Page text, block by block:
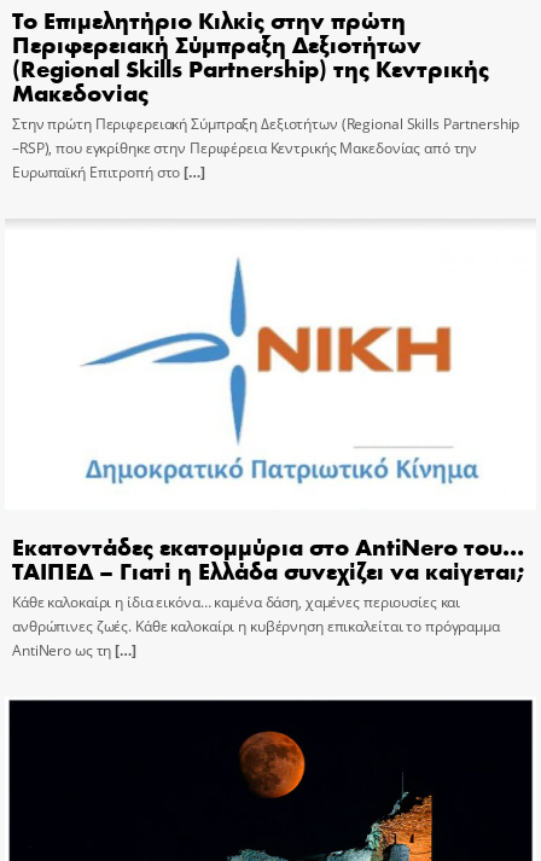
Το Επιμελητήριο Κιλκίς στην πρώτη
Περιφερειακή Σύμπραξη Δεξιοτήτων
(Regional Skills Partnership) της Κεντρικής
Μακεδονίας
Στην πρώτη Περιφερειακή Σύμπραξη Δεξιοτήτων (Regional Skills Partnership
–RSP), που εγκρίθηκε στην Περιφέρεια Κεντρικής Μακεδονίας από την
Ευρωπαϊκή Επιτροπή στο[…]
Εκατοντάδες εκατομμύρια στο AntiNero του…
ΤΑΙΠΕΔ – Γιατί η Ελλάδα συνεχίζει να καίγεται;
Κάθε καλοκαίρι η ίδια εικόνα… καμένα δάση, χαμένες περιουσίες και
ανθρώπινες ζωές. Κάθε καλοκαίρι η κυβέρνηση επικαλείται το πρόγραμμα
AntiNero ως τη[…]